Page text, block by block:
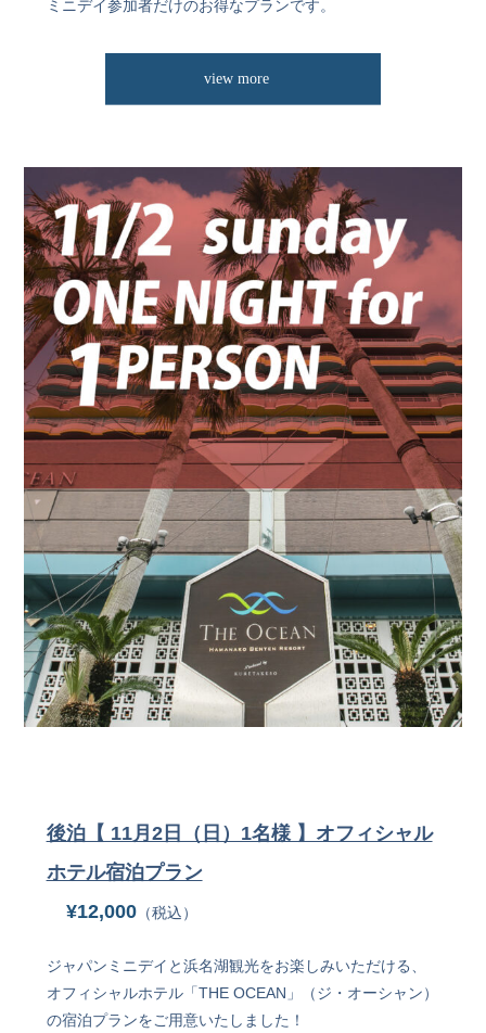
ミニデイ参加者だけのお得なプランです。
後泊【 11月2日（日）1名様 】オフィシャル
ホテル宿泊プラン
¥12,000（税込）
ジャパンミニデイと浜名湖観光をお楽しみいただける、
オフィシャルホテル「THE OCEAN」（ジ・オーシャン）
の宿泊プランをご用意いたしました！